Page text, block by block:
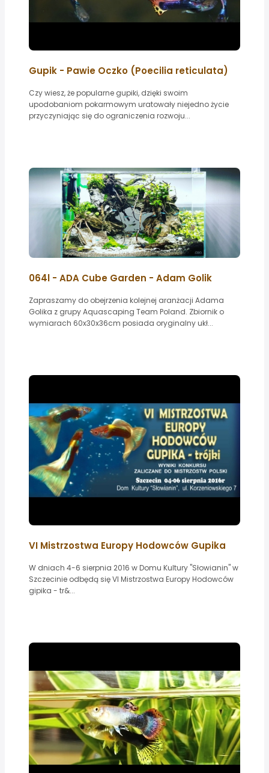
Gupik - Pawie Oczko (Poecilia reticulata)
Czy wiesz, że popularne gupiki, dzięki swoim
upodobaniom pokarmowym uratowały niejedno życie
przyczyniając się do ograniczenia rozwoju...
064l - ADA Cube Garden - Adam Golik
Zapraszamy do obejrzenia kolejnej aranżacji Adama
Golika z grupy Aquascaping Team Poland. Zbiornik o
wymiarach 60x30x36cm posiada oryginalny ukł...
VI Mistrzostwa Europy Hodowców Gupika
W dniach 4-6 sierpnia 2016 w Domu Kultury "Słowianin" w
Szczecinie odbędą się VI Mistrzostwa Europy Hodowców
gipika - tr&...